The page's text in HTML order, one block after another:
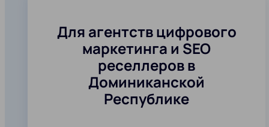
Для агентств цифрового
маркетинга и SEO
реселлеров в
Доминиканской
Республике